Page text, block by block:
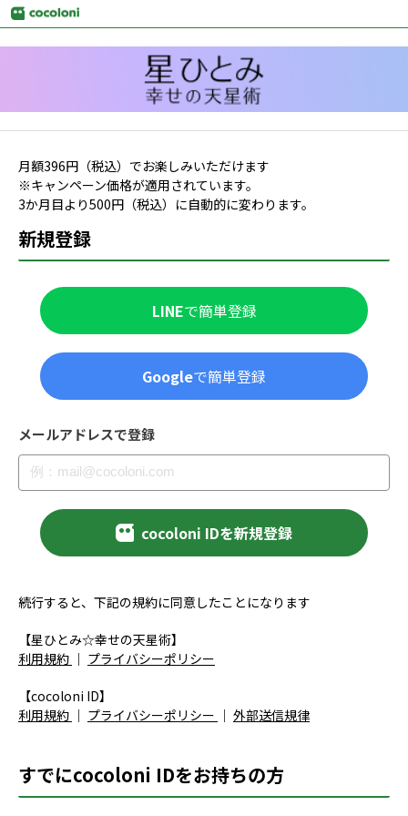
月額396円（税込）でお楽しみいただけます
※キャンペーン価格が適用されています。
3か月目より500円（税込）に自動的に変わります。
新規登録
LINEで簡単登録
Googleで簡単登録
メールアドレスで登録
cocoloni IDを新規登録
続行すると、下記の規約に同意したことになります
【星ひとみ☆幸せの天星術】
利用規約 ｜ プライバシーポリシー
【cocoloni ID】
利用規約 ｜ プライバシーポリシー ｜ 外部送信規律
すでにcocoloni IDをお持ちの方